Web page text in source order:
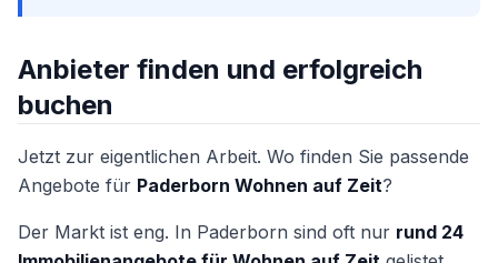
Anbieter finden und erfolgreich
buchen
Jetzt zur eigentlichen Arbeit. Wo finden Sie passende
Angebote für Paderborn Wohnen auf Zeit?
Der Markt ist eng. In Paderborn sind oft nur rund 24